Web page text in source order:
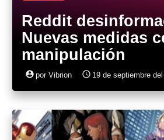
Reddit
Nuevas medidas
manipulación
account_circle por Vibrion access_time 19 de septiembre